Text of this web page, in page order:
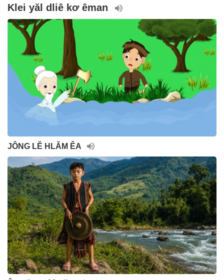
Klei yăl dliê kơ êman
JÔNG LĔ HLĂM ÊA